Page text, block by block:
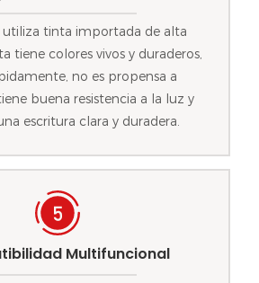
utiliza tinta importada de alta
tiene colores vivos y duraderos,
no es propensa a
buena resistencia a la luz y
escritura clara y duradera.
Multifuncional